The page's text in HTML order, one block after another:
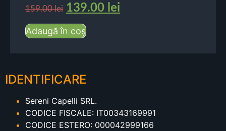
159.00lei 139.00 lei
Adaugă în coș
IDENTIFICARE
Sereni Capelli SRL.
CODICE FISCALE: IT00343169991
CODICE ESTERO: 000042999166